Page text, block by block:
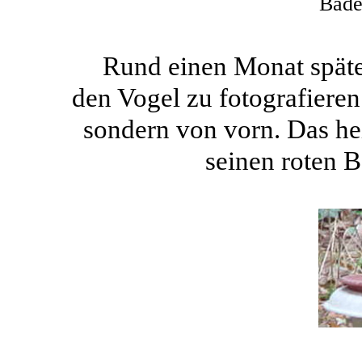
Rund einen Monat
den Vogel zu
sondern von vorn. Das
seinen roten